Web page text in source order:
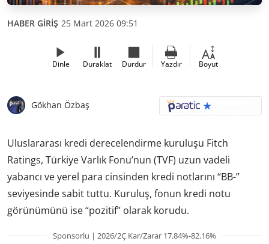
HABER GİRİŞ 25 Mart 2026 09:51
Dinle Duraklat Durdur Yazdır Boyut
Gökhan Özbaş
Uluslararası kredi derecelendirme kuruluşu Fitch
Ratings, Türkiye Varlık Fonu’nun (TVF) uzun vadeli
yabancı ve yerel para cinsinden kredi notlarını “BB-”
seviyesinde sabit tuttu. Kuruluş, fonun kredi notu
görünümünü ise “pozitif” olarak korudu.
Sponsorlu | 2026/2Ç Kar/Zarar 17.84%-82.16%